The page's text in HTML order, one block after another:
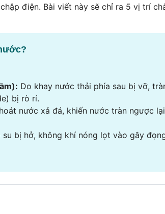
điện. Bài viết này sẽ chỉ ra 5 vị trí
Do khay nước thải phía sau bị vỡ,
bị rò rỉ.
nước xả đá, khiến nước tràn ngược
su bị hở, không khí nóng lọt vào gây